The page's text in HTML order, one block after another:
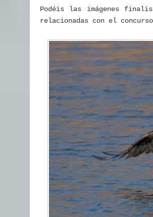
Podéis las imágenes
relacionadas con el